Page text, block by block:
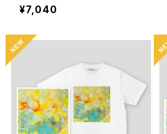
ブTシャツ
¥7,040